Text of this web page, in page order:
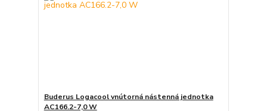
Buderus Logacool vnútorná nástenná jednotka
AC166.2-7,0 W